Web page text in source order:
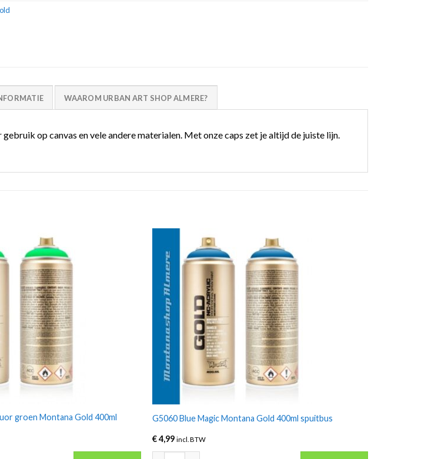
WAAROM URBAN ART SHOP ALMERE?
op canvas en vele andere materialen. Met onze caps zet je altijd de juiste lijn.
groen Montana Gold 400ml
G5060 Blue Magic Montana Gold 400ml spuitbus
€4,99 incl. BTW